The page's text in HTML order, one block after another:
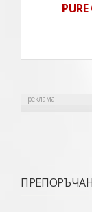
реклама